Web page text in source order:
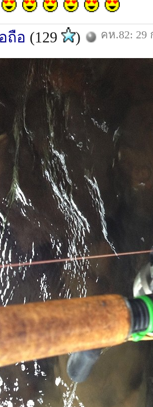
ถือ (129 ) คห.82: 29